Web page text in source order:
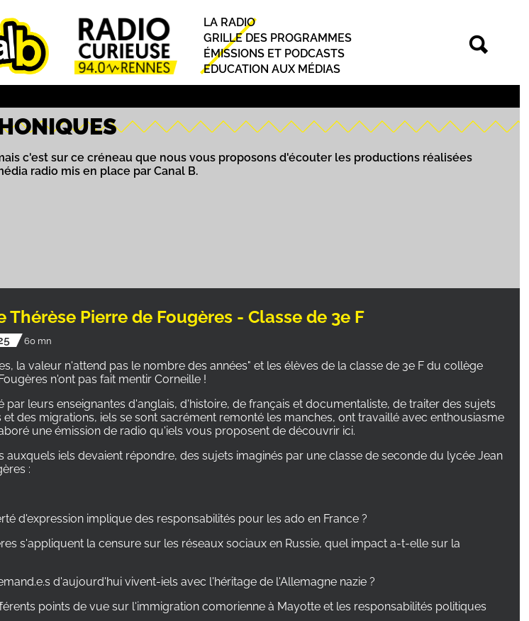
Principal
LA RADIO
GRILLE DES PROGRAMMES
ÉMISSIONS ET PODCASTS
EDUCATION AUX MÉDIAS
c'est sur ce créneau que nous vous proposons d'écouter les productions réalisées
radio mis en place par Canal B.
Thérèse Pierre de Fougères - Classe de 3e F
60 mn
la valeur n'attend pas le nombre des années" et les élèves de la classe de 3e F du collège
n'ont pas fait mentir Corneille !
par leurs enseignantes d'anglais, d'histoire, de français et documentaliste, de traiter des sujets
des migrations, iels se sont sacrément remonté les manches, ont travaillé avec enthousiasme
une émission de radio qu'iels vous proposent de découvrir ici.
auxquels iels devaient répondre, des sujets imaginés par une classe de seconde du lycée Jean
:
d'expression implique des responsabilités pour les ado en France ?
s'appliquent la censure sur les réseaux sociaux en Russie, quel impact a-t-elle sur la
d'aujourd'hui vivent-iels avec l'héritage de l'Allemagne nazie ?
points de vue sur l'immigration comorienne à Mayotte et les responsabilités politiques